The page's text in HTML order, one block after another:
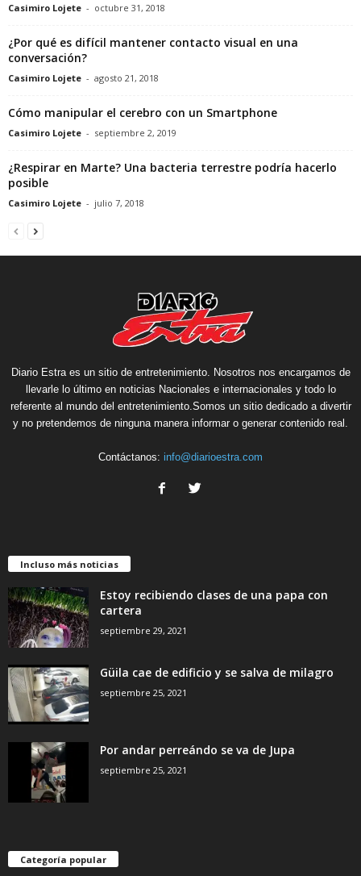
Casimiro Lojete - octubre 31, 2018
¿Por qué es difícil mantener contacto visual en una
conversación?
Casimiro Lojete - agosto 21, 2018
Cómo manipular el cerebro con un Smartphone
Casimiro Lojete - septiembre 2, 2019
¿Respirar en Marte? Una bacteria terrestre podría hacerlo
posible
Casimiro Lojete - julio 7, 2018
Diario Estra es un sitio de entretenimiento. Nosotros nos encargamos de
llevarle lo último en noticias Nacionales e internacionales y todo lo
referente al mundo del entretenimiento.Somos un sitio dedicado a divertir
y no pretendemos de ninguna manera informar o generar contenido real.
Contáctanos: info@diarioestra.com
Incluso más noticias
Estoy recibiendo clases de una papa con
cartera
septiembre 29, 2021
Güila cae de edificio y se salva de milagro
septiembre 25, 2021
Por andar perreándo se va de Jupa
septiembre 25, 2021
Categoría popular